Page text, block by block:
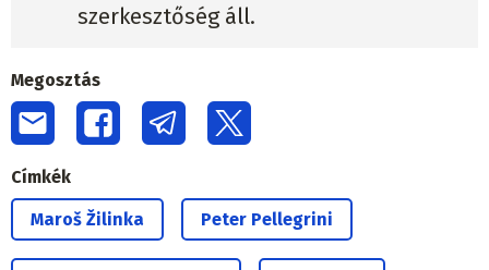
szerkesztőség áll.
Megosztás
Címkék
Maroš Žilinka Peter Pellegrini